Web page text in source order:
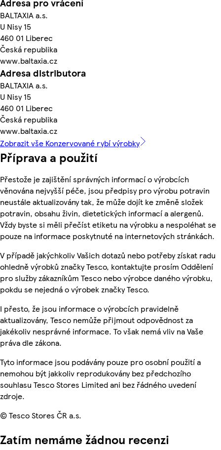
Adresa pro vrácení
BALTAXIA a.s.
U Nisy 15
460 01 Liberec
Česká republika
www.baltaxia.cz
Adresa distributora
BALTAXIA a.s.
U Nisy 15
460 01 Liberec
Česká republika
www.baltaxia.cz
Zobrazit vše Konzervované rybí výrobky
Příprava a použití
Přestože je zajištění správných informací o výrobcích
věnována nejvyšší péče, jsou předpisy pro výrobu potravin
neustále aktualizovány tak, že může dojít ke změně složek
potravin, obsahu živin, dietetických informací a alergenů.
Vždy byste si měli přečíst etiketu na výrobku a nespoléhat se
pouze na informace poskytnuté na internetových stránkách.
V případě jakýchkoliv Vašich dotazů nebo potřeby získat radu
ohledně výrobků značky Tesco, kontaktujte prosím Oddělení
pro služby zákazníkům Tesco nebo výrobce daného výrobku,
pokdu se nejedná o výrobek značky Tesco.
I přesto, že jsou informace o výrobcích pravidelně
aktualizovány, Tesco nemůže přijmout odpovědnost za
jakékoliv nesprávné informace. To však nemá vliv na Vaše
práva dle zákona.
Tyto informace jsou podávány pouze pro osobní použití a
nemohou být jakkoliv reprodukovány bez předchozího
souhlasu Tesco Stores Limited ani bez řádného uvedení
zdroje.
© Tesco Stores ČR a.s.
Zatím nemáme žádnou recenzi